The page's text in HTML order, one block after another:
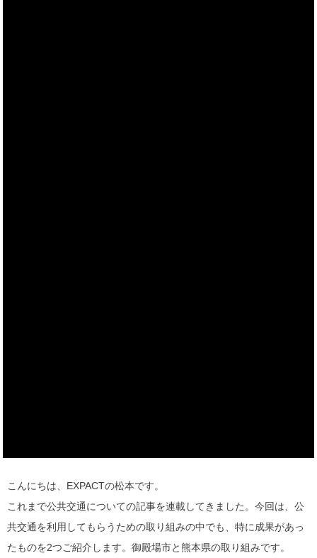
こんにちは、EXPACTの松本です。
これまで公共交通についての記事を連載してきました。今回は、公
共交通を利用してもらうための取り組みの中でも、特に成果があっ
たものを2つご紹介します。御殿場市と熊本県の取り組みです。